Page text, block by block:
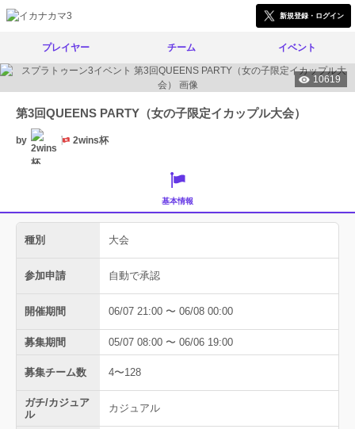
新規登録・ログイン
プレイヤー チーム イベント
10619
第3回QUEENS PARTY（女の子限定イカップル大会）
by 2wins杯
基本情報
種別 大会
参加申請 自動で承認
開催期間 06/07 21:00 〜 06/08 00:00
募集期間 05/07 08:00 〜 06/06 19:00
募集チーム数 4〜128
ガチ/カジュア
ル
カジュアル